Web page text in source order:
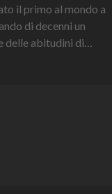
il primo al mondo a
di decenni un
delle abitudini di